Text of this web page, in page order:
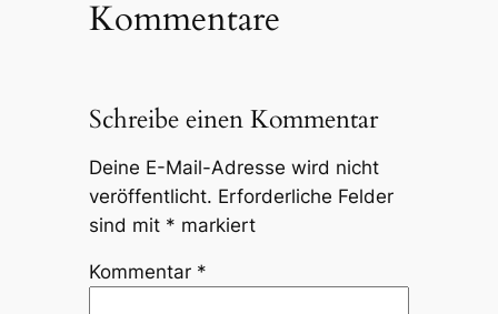
Kommentare
Schreibe einen Kommentar
Deine E-Mail-Adresse wird nicht
veröffentlicht. Erforderliche Felder
sind mit * markiert
Kommentar *